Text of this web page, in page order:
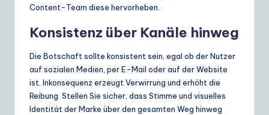
Content-Team diese hervorheben.
Konsistenz über Kanäle hinweg
Die Botschaft sollte konsistent sein, egal ob der Nutzer
auf sozialen Medien, per E-Mail oder auf der Website
ist. Inkonsequenz erzeugt Verwirrung und erhöht die
Reibung. Stellen Sie sicher, dass Stimme und visuelles
Identität der Marke über den gesamten Weg hinweg